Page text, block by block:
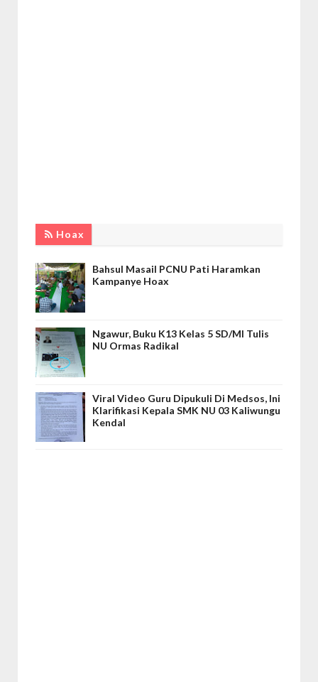
Hoax
Bahsul Masail PCNU Pati Haramkan
Kampanye Hoax
Ngawur, Buku K13 Kelas 5 SD/MI Tulis
NU Ormas Radikal
Viral Video Guru Dipukuli Di Medsos, Ini
Klarifikasi Kepala SMK NU 03 Kaliwungu
Kendal